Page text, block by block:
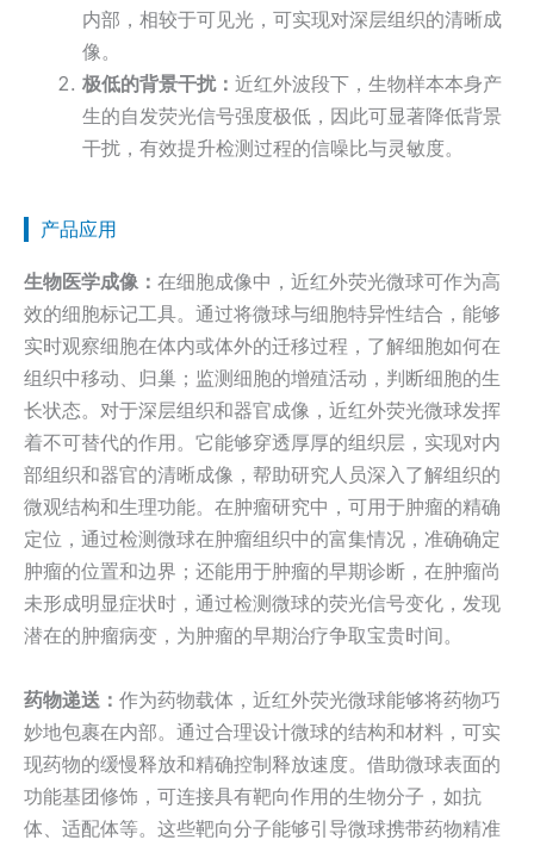
内部，相较于可见光，可实现对深层组织的清晰成
像。
极低的背景干扰：近红外波段下，生物样本本身产
生的自发荧光信号强度极低，因此可显著降低背景
干扰，有效提升检测过程的信噪比与灵敏度。
产品应用
生物医学成像： 在细胞成像中，近红外荧光微球可作为高
效的细胞标记工具。通过将微球与细胞特异性结合，能够
实时观察细胞在体内或体外的迁移过程，了解细胞如何在
组织中移动、归巢；监测细胞的增殖活动，判断细胞的生
长状态。对于深层组织和器官成像，近红外荧光微球发挥
着不可替代的作用。它能够穿透厚厚的组织层，实现对内
部组织和器官的清晰成像，帮助研究人员深入了解组织的
微观结构和生理功能。在肿瘤研究中，可用于肿瘤的精确
定位，通过检测微球在肿瘤组织中的富集情况，准确确定
肿瘤的位置和边界；还能用于肿瘤的早期诊断，在肿瘤尚
未形成明显症状时，通过检测微球的荧光信号变化，发现
潜在的肿瘤病变，为肿瘤的早期治疗争取宝贵时间。
药物递送： 作为药物载体，近红外荧光微球能够将药物巧
妙地包裹在内部。通过合理设计微球的结构和材料，可实
现药物的缓慢释放和精确控制释放速度。借助微球表面的
功能基团修饰，可连接具有靶向作用的生物分子，如抗
体、适配体等。这些靶向分子能够引导微球携带药物精准